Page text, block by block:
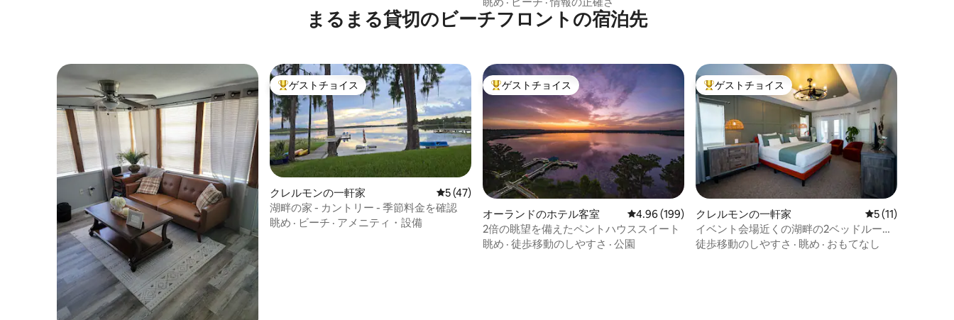
まるまる貸切のビーチフロントの宿泊先
大好評のゲストチョイスです。
ゲストチョイス
クレルモンの一軒家 レビュー47件、5つ星中5つ星の平均評価
5 (47)
湖畔の家 - カントリー - 季節料金を確認
眺め · ビーチ · アメニティ・設備
大好評のゲストチョイスです。
ゲストチョイス
オーランドのホテル客室 レビュー199件、5つ星中4.96つ星の平均評価
4.96 (199)
2倍の眺望を備えたペントハウススイート
眺め · 徒歩移動のしやすさ · 公園
大好評のゲストチョイスです。
ゲストチョイス
クレルモンの一軒家 レビュー11件、5
5 (11)
イベント会場近くの湖畔の2ベッドルーム
（キング2、ツイン2、クイーン1）+デッ
徒歩移動のしやすさ · 眺め · おもてなし